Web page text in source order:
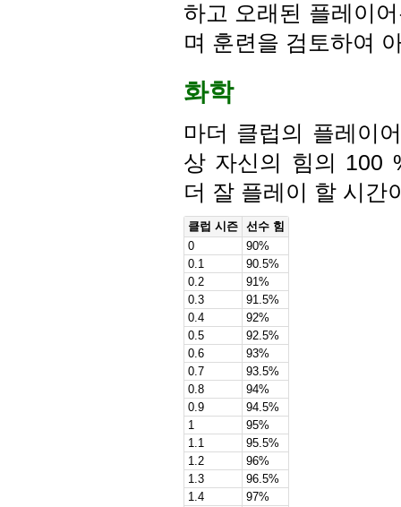
하고 오래된 플레이
며 훈련을 검토하여
화학
마더 클럽의 플레이
상 자신의 힘의 100
더 잘 플레이 할 시간
클럽 시즌 선수 힘
0
90%
0.1
90.5%
0.2
91%
0.3
91.5%
0.4
92%
0.5
92.5%
0.6
93%
0.7
93.5%
0.8
94%
0.9
94.5%
1
95%
1.1
95.5%
1.2
96%
1.3
96.5%
1.4
97%